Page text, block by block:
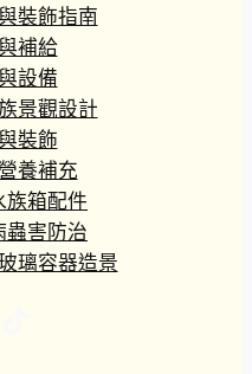
裝飾指南
補給
設備
景觀設計
裝飾
養補充
族箱配件
蟲害防治
璃容器造景